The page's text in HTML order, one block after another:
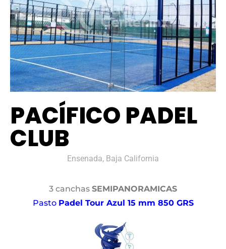
PACÍFICO PADEL
CLUB
Ensenada, Baja California
3 canchas SEMIPANORAMICAS
Pasto Padel Tour Azul 15 mm 850 GRS